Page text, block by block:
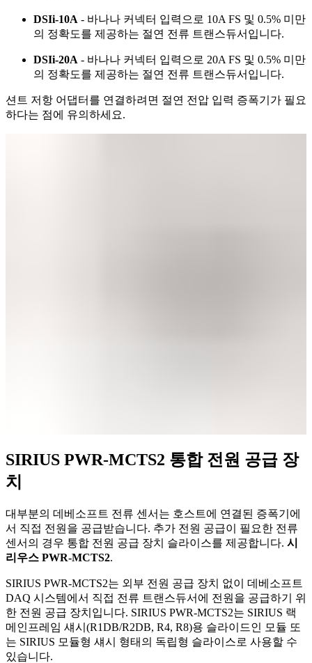
DSIi-10A - 바나나 커넥터 입력으로 10A FS 및 0.5% 미만
의 정확도를 제공하는 절연 전류 트랜스듀서입니다.
DSIi-20A - 바나나 커넥터 입력으로 20A FS 및 0.5% 미만
의 정확도를 제공하는 절연 전류 트랜스듀서입니다.
션트 저항 어댑터를 연결하려면 절연 전압 입력 증폭기가 필요
하다는 점에 유의하세요.
SIRIUS PWR-MCTS2 통합 전원 공급 장
치
대부분의 데베소프트 전류 센서는 호스트에 연결된 증폭기에
서 직접 전원을 공급받습니다. 추가 전원 공급이 필요한 전류
센서의 경우 통합 전원 공급 장치 슬라이스를 제공합니다. 시
리우스 PWR-MCTS2.
SIRIUS PWR-MCTS2는 외부 전원 공급 장치 없이 데베소프트
DAQ 시스템에서 직접 전류 트랜스듀서에 전원을 공급하기 위
한 전원 공급 장치입니다. SIRIUS PWR-MCTS2는 SIRIUS 랙
메인프레임 섀시(R1DB/R2DB, R4, R8)용 슬라이드인 모듈 또
는 SIRIUS 모듈형 섀시 형태의 독립형 슬라이스로 사용할 수
있습니다.